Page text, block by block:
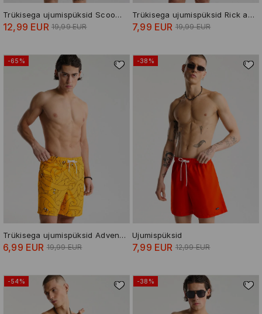
Trükisega ujumispüksid Scooby-Doo
12,99 EUR 19,99 EUR
Trükisega ujumispüksid Rick and Morty
7,99 EUR 19,99 EUR
-65%
Trükisega ujumispüksid Adventure Time
6,99 EUR 19,99 EUR
-38%
Ujumispüksid
7,99 EUR 12,99 EUR
-54% -38%